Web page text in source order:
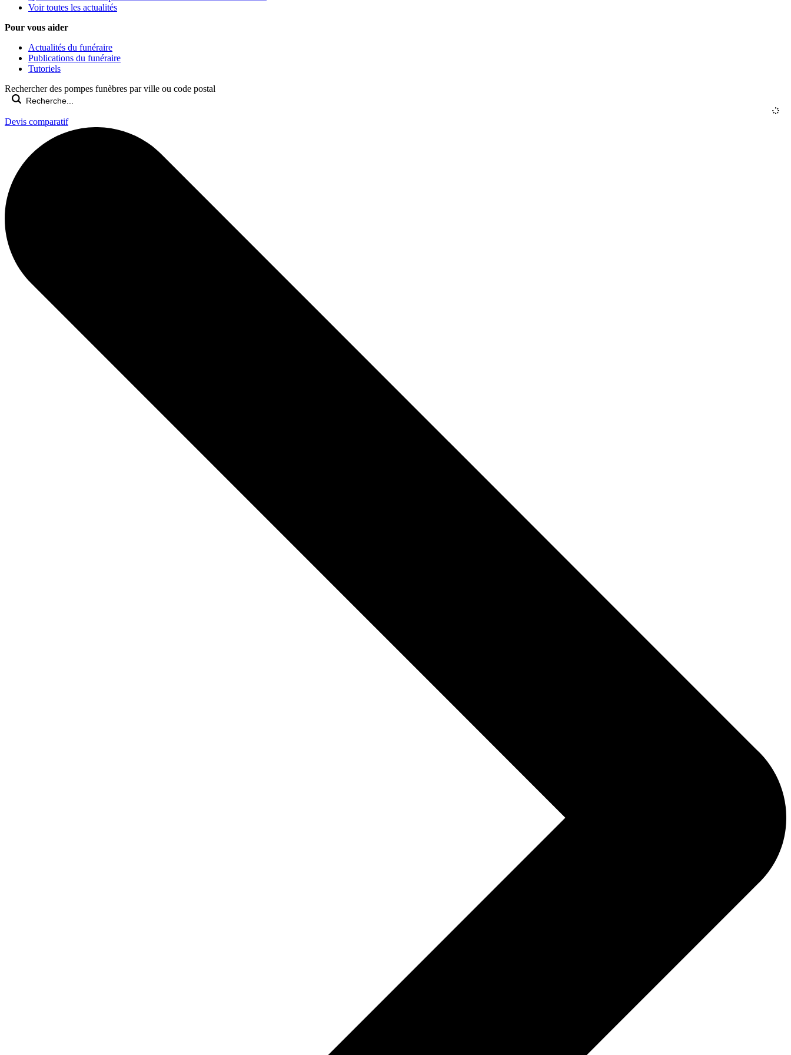
Voir toutes les actualités
Pour vous aider
Actualités du funéraire
Publications du funéraire
Tutoriels
Rechercher des pompes funèbres par ville ou code postal
Devis comparatif